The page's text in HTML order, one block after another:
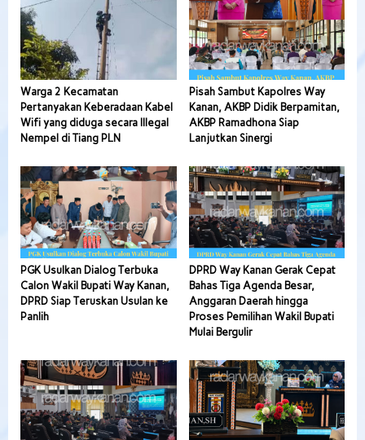
Warga 2 Kecamatan
Pertanyakan Keberadaan Kabel
Wifi yang diduga secara Illegal
Nempel di Tiang PLN
Pisah Sambut Kapolres Way
Kanan, AKBP Didik Berpamitan,
AKBP Ramadhona Siap
Lanjutkan Sinergi
PGK Usulkan Dialog Terbuka
Calon Wakil Bupati Way Kanan,
DPRD Siap Teruskan Usulan ke
Panlih
DPRD Way Kanan Gerak Cepat
Bahas Tiga Agenda Besar,
Anggaran Daerah hingga
Proses Pemilihan Wakil Bupati
Mulai Bergulir